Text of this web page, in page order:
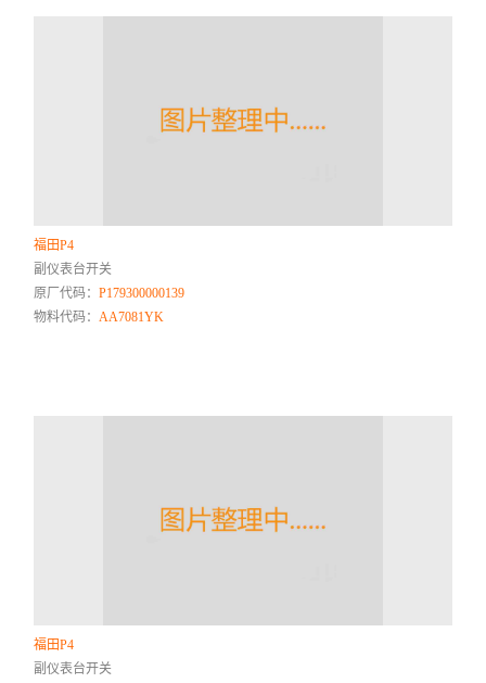
福田P4
副仪表台开关
原厂代码：P179300000139
物料代码：AA7081YK
福田P4
副仪表台开关